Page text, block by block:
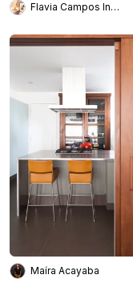
Flavia Campos Interiores
Maíra Acayaba